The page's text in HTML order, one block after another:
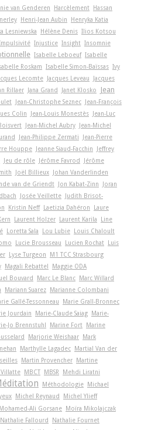
van Genderen Harcèlement Hassan
Henri-Jean Aubin
Henryka Katia
Lesniewska Hélène Denis Ilios Kotsou
Injustice Insight Insomnie
Isabelle Leboeuf Isabelle
Roskam Isabelle Simon-Baïssas Ivy
Lecomte Jacques Leveau
Jacques
Rillaer Jana Grand Janet Klosko
Jean
Jean-Christophe Seznec Jean-François
Colin Jean-Louis Monestès Jean-Luc
Jean-Michel Aubry Jean-Michel
Jean-Philippe Zermati
Jean-Pierre
Houppe Jeanne Siaud-Facchin
Jeffrey
Jeu de rôle Jérôme Favrod
Jérôme
Joël Billieux Johan Vanderlinden
van de Griendt Jon Kabat-Zinn
Joran
Josée Veillette Judith Brisot-
Kristin Neff Laetizia Dahéron
Laure
Laurent Holzer Laurent Karila
Line
Loretta Sala Lou Lubie Louis Chaloult
Lucie Brousseau Lucien Rochat Luis
Lyse Turgeon
M1 TCC Strasbourg
Magali Rebattel
Maggie ODA
Bouvard Marc Le Blanc Marc Willard
Mariann Suarez Marianne Colombani
Gallé-Tessonneau
Marie Grall-Bronnec
Jourdain Marie-Claude Saiag Marie-
Jo Brennstuhl Marine Fort Marine
Marjorie Weishaar Mark
Marthylle Lagadec Martial Van der
Martin Provencher Martine
MBCT MBSR
Mehdi Liratni
Méthodologie Michael
Michel Reynaud Michel Ylieff
Mohamed-Ali Gorsane Moïra Mikolajczak
Nathalie Fallourd
Nathalie Fournet